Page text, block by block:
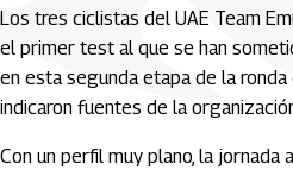
Los tres ciclistas del UAE Team
el primer test al que se han
en esta segunda etapa de la
indicaron fuentes de la
Con un perfil muy plano, la jornada